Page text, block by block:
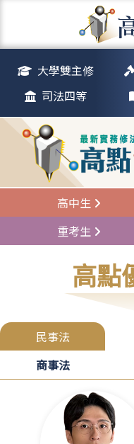
大學雙主修
司法四等
高中生
重考生
高點
民事法
商事法